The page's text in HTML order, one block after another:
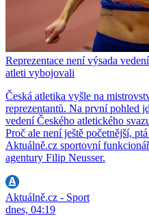
Reprezentace není výsada
atleti vybojovali
Česká atletika vyšle na
reprezentantů. Na první pohled
vedení Českého atletického
Proč ale není ještě početnější,
Aktuálně.cz sportovní
agentury Filip Neusser.
Aktuálně.cz - Sport
dnes, 04:19